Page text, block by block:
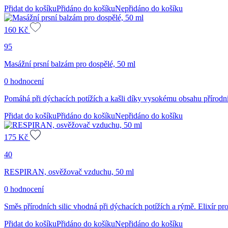
Přidat do košíkuPřidáno do košíkuNepřidáno do košíku
160 Kč
95
Masážní prsní balzám pro dospělé, 50 ml
0 hodnocení
Pomáhá při dýchacích potížích a kašli díky vysokému obsahu
Přidat do košíkuPřidáno do košíkuNepřidáno do košíku
175 Kč
40
RESPIRAN, osvěžovač vzduchu, 50 ml
0 hodnocení
Směs přírodních silic vhodná při dýchacích potížích a rýmě. Elixír
Přidat do košíkuPřidáno do košíkuNepřidáno do košíku